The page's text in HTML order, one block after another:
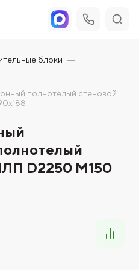
блоки
полнотелый стеновой
D2250 М150